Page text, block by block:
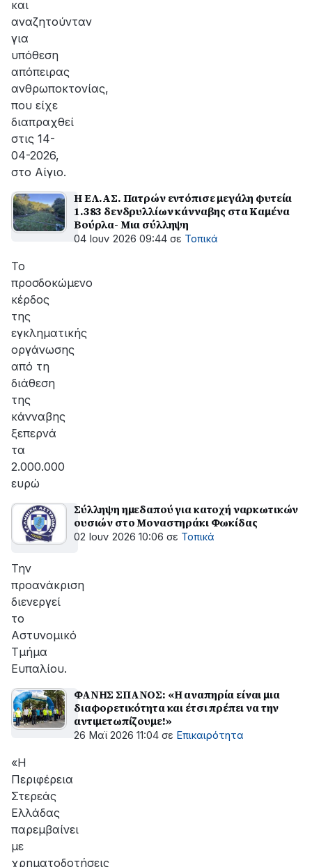
και
αναζητούνταν
για
υπόθεση
απόπειρας
ανθρωποκτονίας,
που είχε
διαπραχθεί
στις 14-
04-2026,
στο Αίγιο.
Η ΕΛ.ΑΣ. Πατρών εντόπισε μεγάλη φυτεία
1.383 δενδρυλλίων κάνναβης στα Καμένα
Βούρλα- Μια σύλληψη
04 Ιουν 2026 09:44 σε Τοπικά
Το
προσδοκώμενο
κέρδος
της
εγκληματικής
οργάνωσης
από τη
διάθεση
της
κάνναβης
ξεπερνά
τα
2.000.000
ευρώ
Σύλληψη ημεδαπού για κατοχή ναρκωτικών
ουσιών στο Μοναστηράκι Φωκίδας
02 Ιουν 2026 10:06 σε Τοπικά
Την
προανάκριση
διενεργεί
το
Αστυνομικό
Τμήμα
Ευπαλίου.
ΦΑΝΗΣ ΣΠΑΝΟΣ: «Η αναπηρία είναι μια
διαφορετικότητα και έτσι πρέπει να την
αντιμετωπίζουμε!»
26 Μαϊ 2026 11:04 σε Επικαιρότητα
«Η
Περιφέρεια
Στερεάς
Ελλάδας
παρεμβαίνει
με
χρηματοδοτήσεις